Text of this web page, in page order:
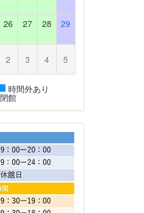
26 27 28 29
2 3 4 5
時間外あり
閉館